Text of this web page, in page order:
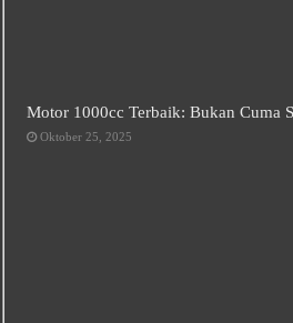
Motor 1000cc Terbaik: Bukan Cuma
Oktober 25, 2025